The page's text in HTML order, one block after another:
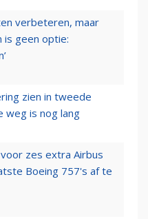
verbeteren, maar
is geen optie:
zien in tweede
weg is nog lang
zes extra Airbus
Boeing 757's af te